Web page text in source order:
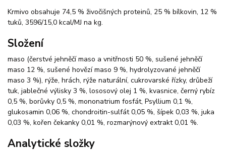
Krmivo obsahuje 74,5 % živočišných proteinů, 25 % bílkovin, 12 %
tuků, 3596/15,0 kcal/MJ na kg.
Složení
maso (čerstvé jehněčí maso a vnitřnosti 50 %, sušené jehněčí
maso 12 %, sušené hovězí maso 9 %, hydrolyzované jehněčí
maso 3 %), rýže, hrách, rýže naturální, cukrovarské řízky, drůbeží
tuk, jablečné výlisky 3 %, lososový olej 1 %, kvasnice, černý rybíz
0,5 %, borůvky 0,5 %, mononatrium fosfát, Psyllium 0,1 %,
glukosamin 0,06 %, chondroitin-sulfát 0,05 %, šípek 0,03 %, juka
0,03 %, kořen čekanky 0,01 %, rozmarýnový extrakt 0,01 %.
Analytické složky